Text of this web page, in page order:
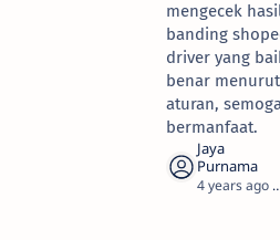
mengecek
banding
driver yang
benar menurut
aturan,
bermanfaat.
4 years ago